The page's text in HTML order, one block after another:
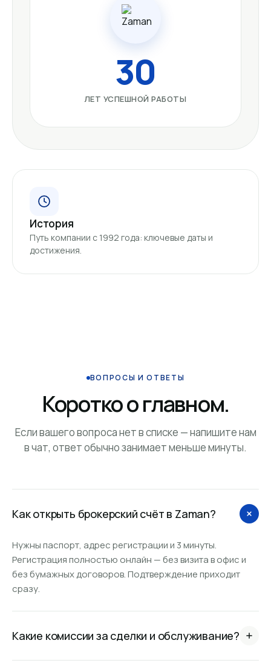
30
ЛЕТ УСПЕШНОЙ РАБОТЫ
История
Путь компании с 1992 года: ключевые даты и
достижения.
ВОПРОСЫ И ОТВЕТЫ
Коротко о главном.
Если вашего вопроса нет в списке — напишите нам
в чат, ответ обычно занимает меньше минуты.
Как открыть брокерский счёт в Zaman?
Нужны паспорт, адрес регистрации и 3 минуты.
Регистрация полностью онлайн — без визита в офис и
без бумажных договоров. Подтверждение приходит
сразу.
Какие комиссии за сделки и обслуживание?